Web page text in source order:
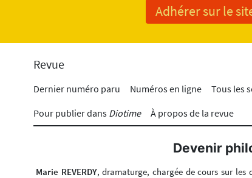
Adhérer sur le
Revue
Dernier numéro paru Numéros en ligne Tous les
Pour publier dans Diotime À propos de la revue
Devenir
Marie REVERDY, dramaturge, chargée de cours sur les